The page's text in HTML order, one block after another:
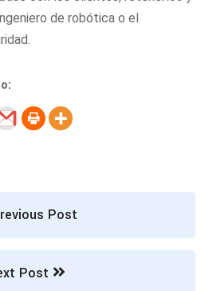
de robótica o el
Post
Post